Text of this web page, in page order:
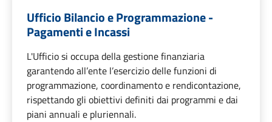
Ufficio Bilancio e Programmazione -
Pagamenti e Incassi
L'Ufficio si occupa della gestione finanziaria
garantendo all’ente l’esercizio delle funzioni di
programmazione, coordinamento e rendicontazione,
rispettando gli obiettivi definiti dai programmi e dai
piani annuali e pluriennali.